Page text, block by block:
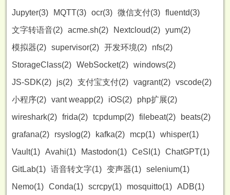
Jupyter(3)
MQTT(3) ocr(3) 微信支付(3) fluentd(3)
文字转语音(2) acme.sh(2) Nextcloud(2) yum(2)
模拟器(2) supervisor(2) 开发环境(2)
nfs(2)
StorageClass(2) WebSocket(2) windows(2)
JS-SDK(2)
js(2) 支付宝支付(2) vagrant(2) vscode(2)
小程序(2) vant weapp(2) iOS(2)
php扩展(2)
wireshark(2) frida(2) tcpdump(2) filebeat(2)
beats(2)
grafana(2)
rsyslog(2) kafka(2) mcp(1) whisper(1)
Vault(1) Avahi(1) Mastodon(1) CeSI(1) ChatGPT(1)
GitLab(1) 语音转文字(1) 变声器(1) selenium(1)
Nemo(1) Conda(1) scrcpy(1) mosquitto(1) ADB(1)